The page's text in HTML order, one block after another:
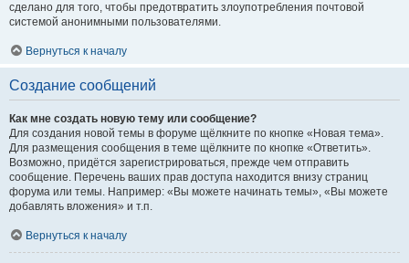
сделано для того, чтобы предотвратить злоупотребления почтовой
системой анонимными пользователями.
Вернуться к началу
Создание сообщений
Как мне создать новую тему или сообщение?
Для создания новой темы в форуме щёлкните по кнопке «Новая тема».
Для размещения сообщения в теме щёлкните по кнопке «Ответить».
Возможно, придётся зарегистрироваться, прежде чем отправить
сообщение. Перечень ваших прав доступа находится внизу страниц
форума или темы. Например: «Вы можете начинать темы», «Вы можете
добавлять вложения» и т.п.
Вернуться к началу